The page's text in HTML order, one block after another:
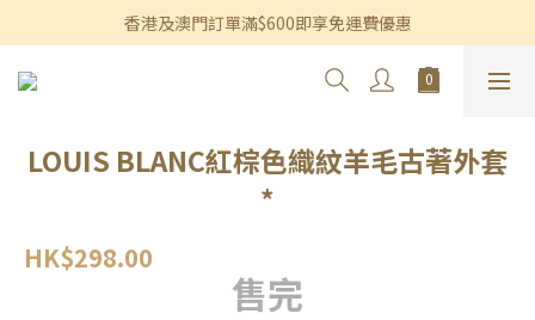
香港及澳門訂單滿$600即享免運費優惠
香港及澳門訂單滿$600即享免運費優惠
3個月內買滿$1,200可享永久九折優惠
LOUIS BLANC紅棕色織紋羊毛古著外套
*
HK$298.00
售完